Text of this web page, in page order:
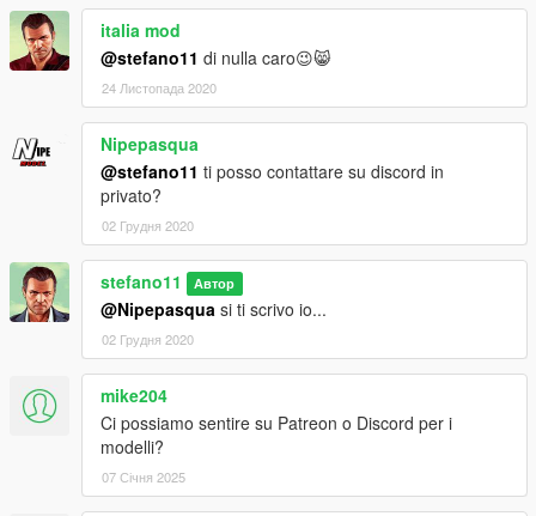
italia mod
@stefano11 di nulla caro😉😸
24 Листопада 2020
Nipepasqua
@stefano11 ti posso contattare su discord in
privato?
02 Грудня 2020
stefano11 Автор
@Nipepasqua si ti scrivo io...
02 Грудня 2020
mike204
Ci possiamo sentire su Patreon o Discord per i
modelli?
07 Січня 2025